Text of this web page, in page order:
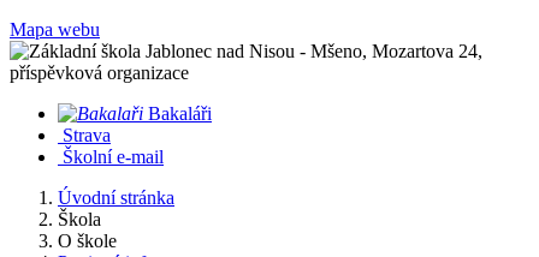
Mapa webu
Bakaláři
Strava
Školní e-mail
Úvodní stránka
Škola
O škole